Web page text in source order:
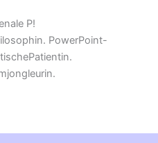
P!
PowerPoint-